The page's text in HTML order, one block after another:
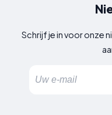
Schrijf je in voor onze